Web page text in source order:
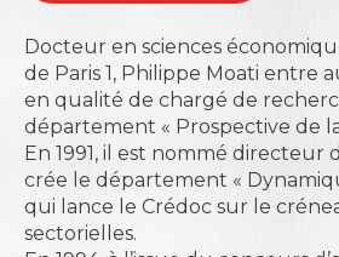
Docteur en sciences
de Paris 1, Philippe Moati entre
en qualité de chargé de
département « Prospective de
En 1991, il est nommé directeur
crée le département «
qui lance le Crédoc sur le
sectorielles.